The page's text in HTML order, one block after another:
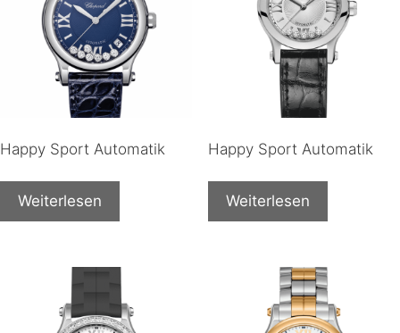
Happy Sport Automatik
Weiterlesen
Happy Sport Automatik
Weiterlesen